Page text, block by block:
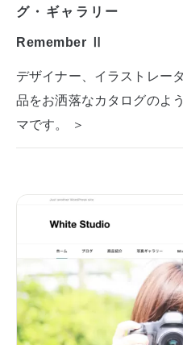
グ・ギャラリー
Remember Ⅱ
デザイナー、イラストレー
品をお洒落なカタログのよ
マです。 ＞